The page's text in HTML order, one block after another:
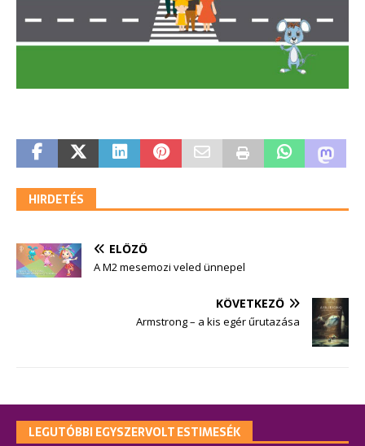
HIRDETÉS
ELŐZŐ
A M2 mesemozi veled ünnepel
KÖVETKEZŐ
Armstrong – a kis egér űrutazása
LEGUTÓBBI EGYSZERVOLT ESTIMESÉK